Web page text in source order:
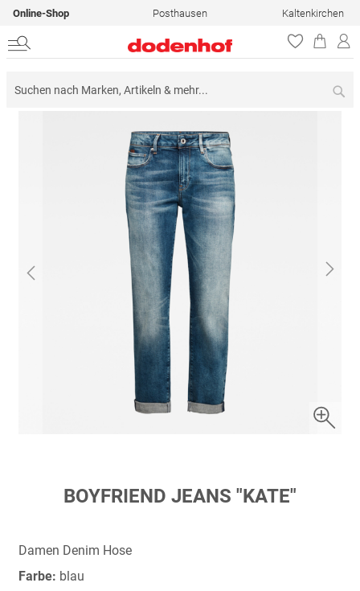
Online-Shop Posthausen Kaltenkirchen
springen
BOYFRIEND JEANS "KATE"
Damen Denim Hose
Farbe: blau